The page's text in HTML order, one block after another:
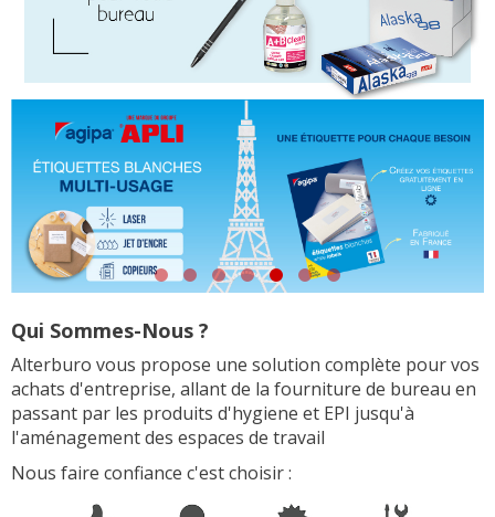
Qui Sommes-Nous ?
Alterburo vous propose une solution complète pour vos
achats d'entreprise, allant de la fourniture de bureau en
passant par les produits d'hygiene et EPI jusqu'à
l'aménagement des espaces de travail
Nous faire confiance c'est choisir :